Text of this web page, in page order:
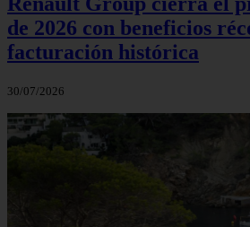
de 2026 con beneficios
facturación histórica
30/07/2026